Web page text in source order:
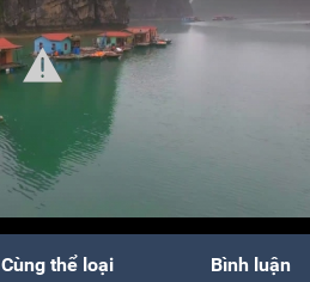
Cùng thể loại Bình luận